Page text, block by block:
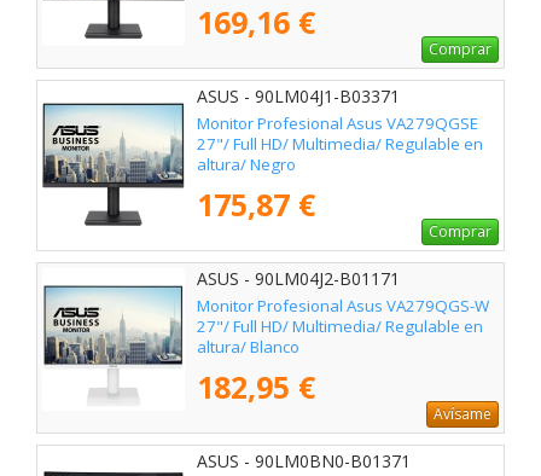
169,16 €
Comprar
ASUS - 90LM04J1-B03371
Monitor Profesional Asus VA279QGSE
27"/ Full HD/ Multimedia/ Regulable en
altura/ Negro
175,87 €
Comprar
ASUS - 90LM04J2-B01171
Monitor Profesional Asus VA279QGS-W
27"/ Full HD/ Multimedia/ Regulable en
altura/ Blanco
182,95 €
Avísame
ASUS - 90LM0BN0-B01371